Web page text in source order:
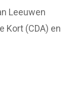
Leeuwen
Kort (CDA) en